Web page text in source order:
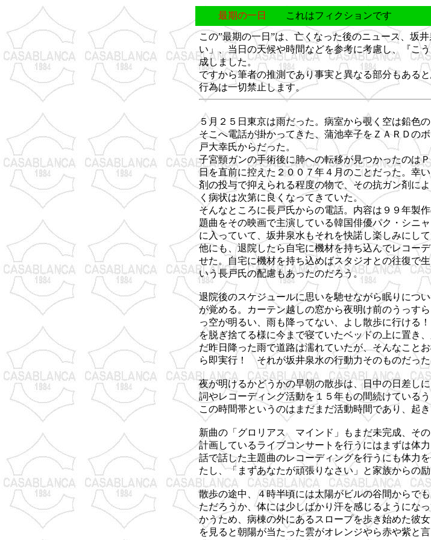
最期の一日 これはフィクションです
この”最期の一日”は、亡くなった後のニュース、坂
い」、当日の天候や時間などを参考に考慮し、『こ
成しました。
ですから筆者の推測であり事実と異なる部分もある
行為は一切禁止します。
５月２５日東京は雨だった。病室から覗く空は鉛色
そこへ電話が掛かってきた、蒲池幸子をＺＡＲＤの
戸大幸氏からだった。
子宮頸ガンの手術後に肺への転移が見つかったのは
日を直前に控えた２００７年４月のことだった。幸
剤の投与で抑えられる程度の物で、その抗ガン剤に
く病状は次第に良くなってきていた。
そんなところに長戸氏からの電話。内容は９９年製
題曲をその映画で主演している韓国俳優パク・シニ
に入っていて、坂井泉水もそれを快諾し楽しみにし
他にも、退院したら自宅に機材を持ち込んでレコー
せた。自宅に機材を持ち込めばスタジオとの往復で
いう長戸氏の配慮もあったのだろう。
退院後のスケジュールに思いを馳せながら眠りにつ
が覚める。カーテン越しの窓から夜明け前のうっす
っ空が明るい、雨も降ってない、よし散歩に行ける
を脱ぎ捨てる様に今まで寝ていたベッドの上に置き
だ昨日降った雨で道路は濡れていたが、そんなこと
ら即実行！ それが坂井泉水の行動力そのものだった
夜が明けるかどうかの早朝の散歩は、日中の日差し
詞やレコーディング活動を１５年もの間続けている
この時間帯というのはまだまだ活動時間であり、起
新曲の「グロリアス マインド」もまだ未完成、そ
計画しているライブコンサートを行うにはまずは体
話で話した主題曲のレコーディングを行うにも体力
たし、「まずあなたが頑張りなさい」と家族からの励
散歩の途中、４時半頃には太陽がビルの谷間からで
ただろうか、体には少しばかり汗を感じるようにな
かうため、病棟の外にあるスロープを歩き始めた彼
を見ると朝陽が当たった雲がオレンジやら赤や紫と